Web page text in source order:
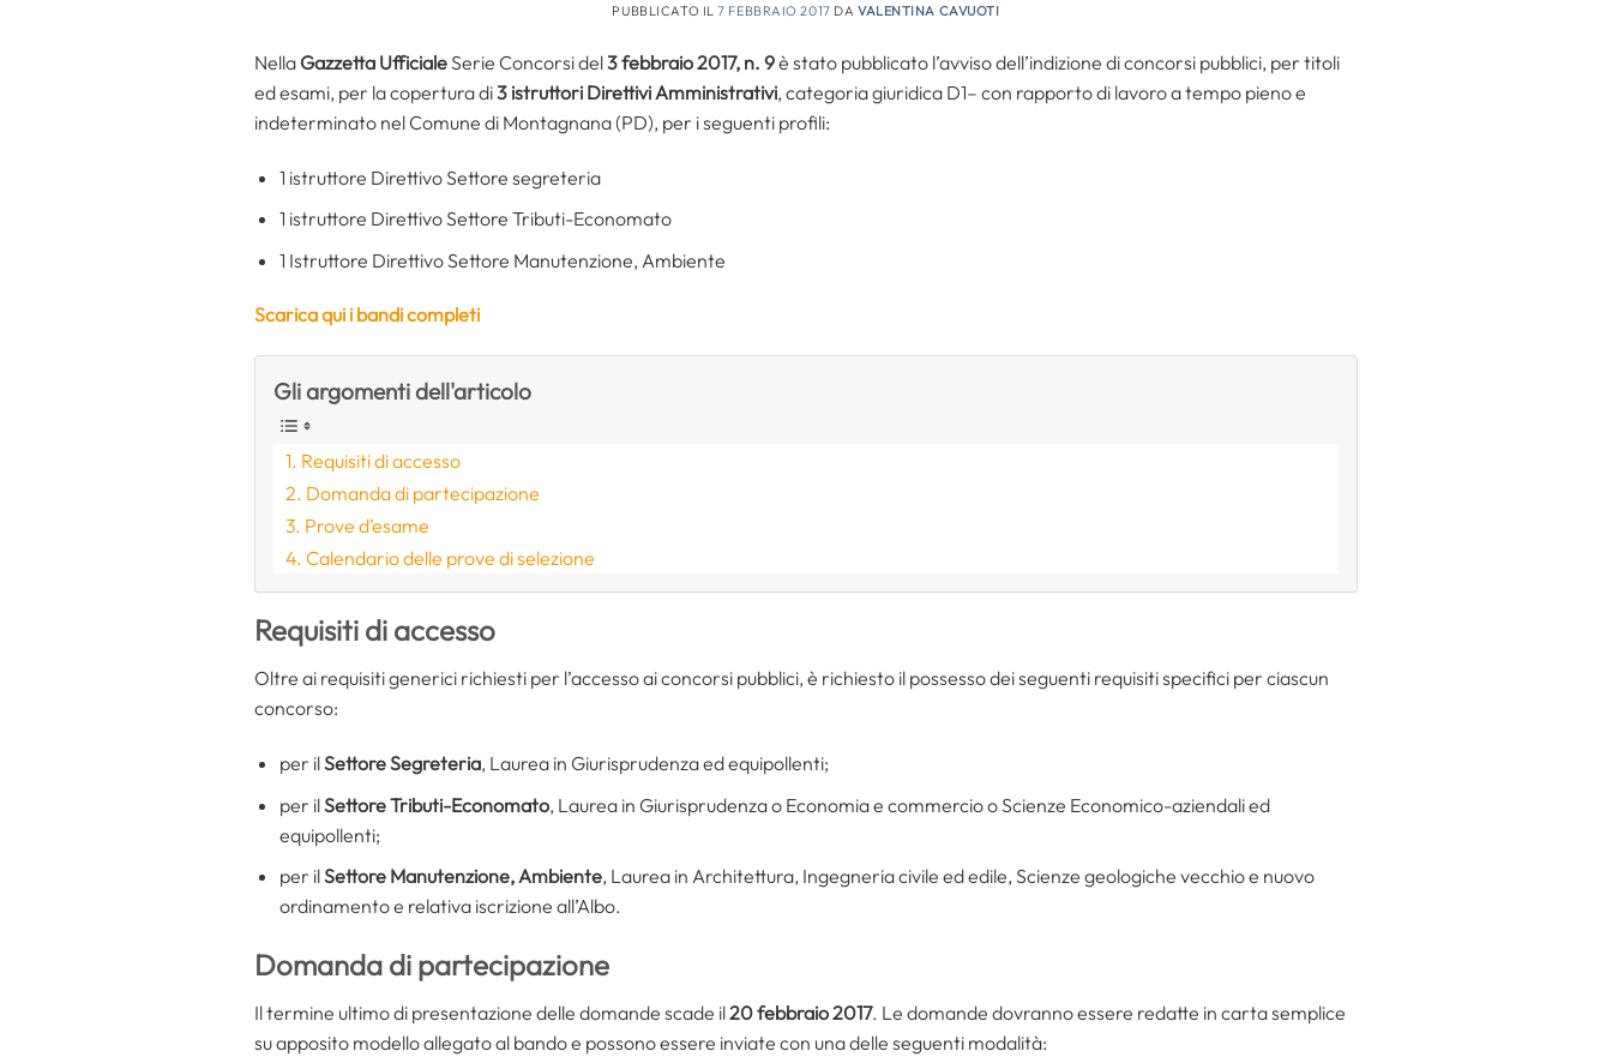
PUBBLICATO IL7 FEBBRAIO 2017 DA VALENTINA CAVUOTI
Nella Gazzetta UfficialeSerie Concorsi del3 febbraio 2017, n. 9è stato pubblicato l’avviso dell’indizione di concorsi pubblici, per titoli
ed esami, per la copertura di3 istruttori Direttivi Amministrativi, categoria giuridica D1– con rapporto di lavoro a tempo pieno e
indeterminato nel Comune di Montagnana (PD), per i seguenti profili:
1 istruttore Direttivo Settore segreteria
1 istruttore Direttivo Settore Tributi-Economato
1 Istruttore Direttivo Settore Manutenzione, Ambiente
Scarica qui i bandi completi
Gli argomenti dell'articolo
Requisiti di accesso
Domanda di partecipazione
Prove d’esame
Calendario delle prove di selezione
Requisiti di accesso
Oltre ai requisiti generici richiesti per l’accesso ai concorsi pubblici, è richiesto il possesso dei seguenti requisiti specifici per ciascun
concorso:
per ilSettore Segreteria, Laurea in Giurisprudenza ed equipollenti;
per ilSettore Tributi-Economato, Laurea in Giurisprudenza o Economia e commercio o Scienze Economico-aziendali ed
equipollenti;
per ilSettore Manutenzione, Ambiente, Laurea in Architettura, Ingegneria civile ed edile, Scienze geologiche vecchio e nuovo
ordinamento e relativa iscrizione all’Albo.
Domanda di partecipazione
Il termine ultimo di presentazione delle domande scade il20 febbraio 2017. Le domande dovranno essere redatte in carta semplice
su apposito modello allegato al bando e possono essere inviate con una delle seguenti modalità: